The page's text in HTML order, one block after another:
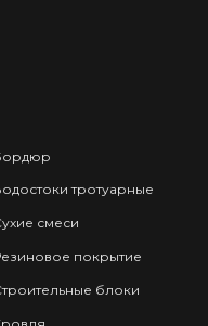
тротуарные
смеси
покрытие
блоки